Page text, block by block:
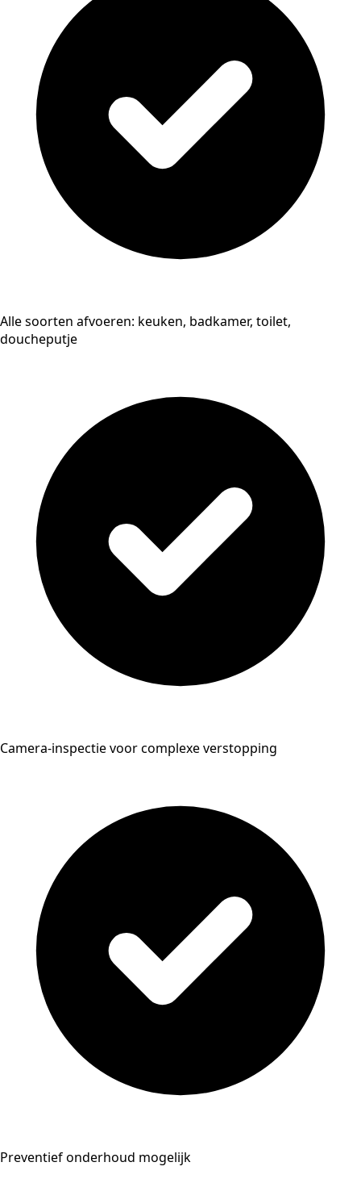
Alle soorten afvoeren: keuken, badkamer, toilet,
doucheputje
Camera-inspectie voor complexe verstopping
Preventief onderhoud mogelijk